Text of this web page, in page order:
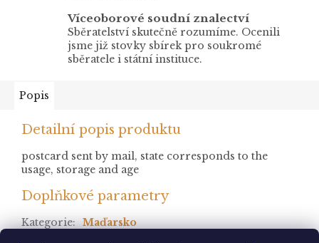
Víceoborové soudní znalectví
Sběratelství skutečně rozumíme. Ocenili
jsme již stovky sbírek pro soukromé
sběratele i státní instituce.
Popis
Detailní popis produktu
postcard sent by mail, state corresponds to the
usage, storage and age
Doplňkové parametry
Kategorie: Maďarsko